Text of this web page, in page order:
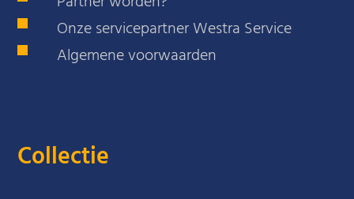
Onze servicepartner Westra Service
Algemene voorwaarden
Collectie